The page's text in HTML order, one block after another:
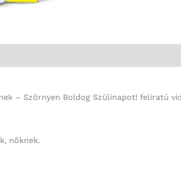
– Szörnyen Boldog Szülinapot! feliratú
nőknek.